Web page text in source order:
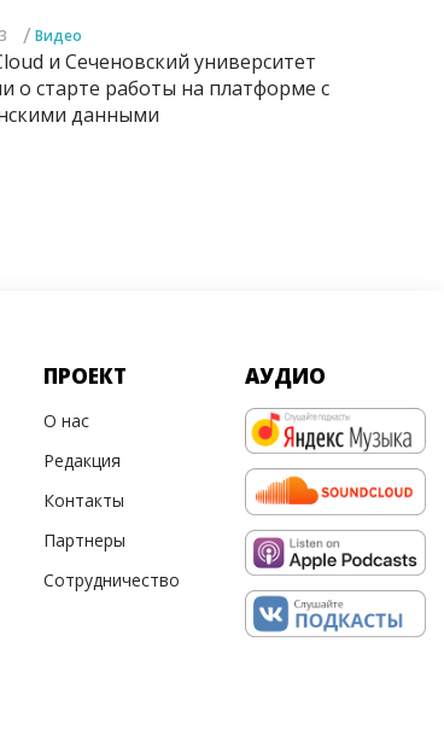
/ Видео
и Сеченовский университет
о старте работы на платформе с
данными
ПРОЕКТ
О нас
Редакция
Контакты
Партнеры
Сотрудничество
АУДИО